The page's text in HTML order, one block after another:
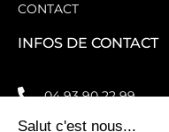
CONTACT
INFOS DE CONTACT
04 93 90 22 99
contact@lovag.fr